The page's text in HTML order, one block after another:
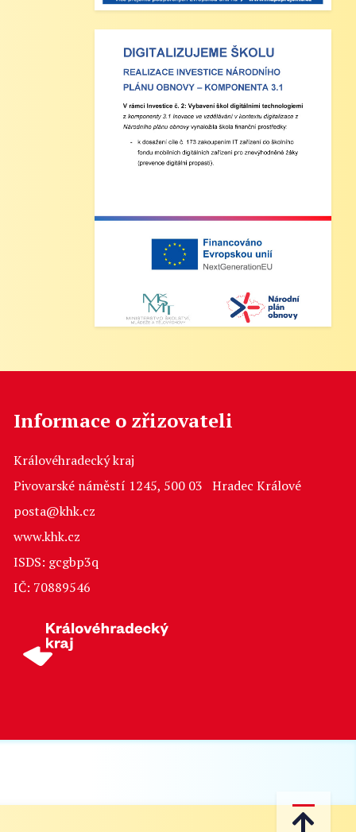
Informace o zřizovateli
Královéhradecký kraj
Pivovarské náměstí 1245, 500 03 Hradec Králové
posta@khk.cz
www.khk.cz
ISDS: gcgbp3q
IČ: 70889546